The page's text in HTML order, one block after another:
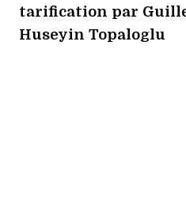
tarification par
Huseyin Topaloglu